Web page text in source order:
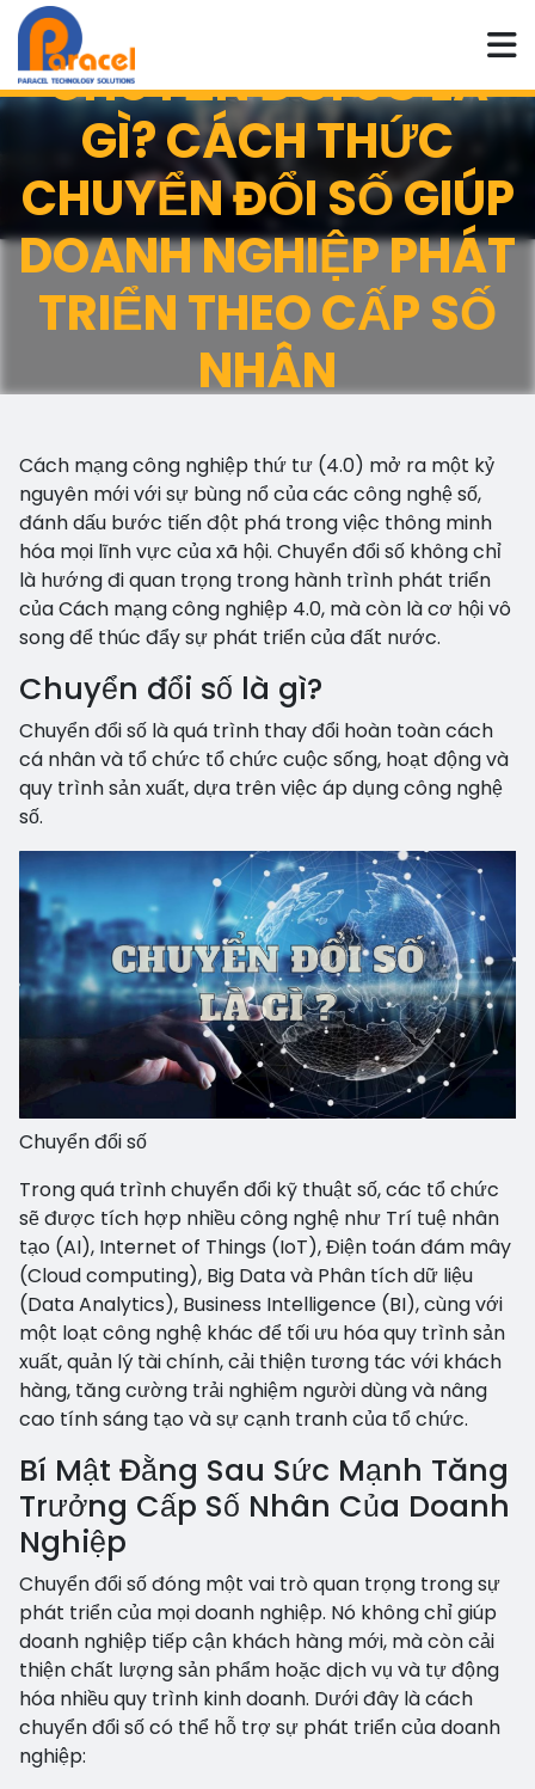
Chuyển đổi số
CHUYỂN ĐỔI SỐ LÀ
GÌ? CÁCH THỨC
CHUYỂN ĐỔI SỐ GIÚP
DOANH NGHIỆP PHÁT
TRIỂN THEO CẤP SỐ
NHÂN
Cách mạng công nghiệp thứ tư (4.0) mở ra một kỷ
nguyên mới với sự bùng nổ của các công nghệ số,
đánh dấu bước tiến đột phá trong việc thông minh
hóa mọi lĩnh vực của xã hội. Chuyển đổi số không chỉ
là hướng đi quan trọng trong hành trình phát triển
của Cách mạng công nghiệp 4.0, mà còn là cơ hội vô
song để thúc đẩy sự phát triển của đất nước.
Chuyển đổi số là gì?
Chuyển đổi số là quá trình thay đổi hoàn toàn cách
cá nhân và tổ chức tổ chức cuộc sống, hoạt động và
quy trình sản xuất, dựa trên việc áp dụng công nghệ
số.
Chuyển đổi số
Trong quá trình chuyển đổi kỹ thuật số, các tổ chức
sẽ được tích hợp nhiều công nghệ như Trí tuệ nhân
tạo (AI), Internet of Things (IoT), Điện toán đám mây
(Cloud computing), Big Data và Phân tích dữ liệu
(Data Analytics), Business Intelligence (BI), cùng với
một loạt công nghệ khác để tối ưu hóa quy trình sản
xuất, quản lý tài chính, cải thiện tương tác với khách
hàng, tăng cường trải nghiệm người dùng và nâng
cao tính sáng tạo và sự cạnh tranh của tổ chức.
Bí Mật Đằng Sau Sức Mạnh Tăng
Trưởng Cấp Số Nhân Của Doanh
Nghiệp
Chuyển đổi số đóng một vai trò quan trọng trong sự
phát triển của mọi doanh nghiệp. Nó không chỉ giúp
doanh nghiệp tiếp cận khách hàng mới, mà còn cải
thiện chất lượng sản phẩm hoặc dịch vụ và tự động
hóa nhiều quy trình kinh doanh. Dưới đây là cách
chuyển đổi số có thể hỗ trợ sự phát triển của doanh
nghiệp: